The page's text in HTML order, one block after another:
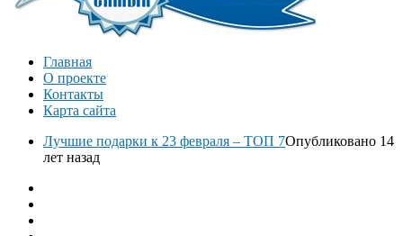
Главная
О проекте
Контакты
Карта сайта
Лучшие подарки к 23 февраля – ТОП 7Опубликовано 14
лет назад